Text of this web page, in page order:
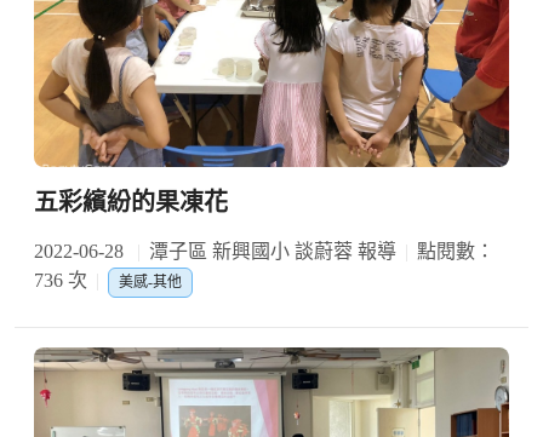
五彩繽紛的果凍花
2022-06-28 潭子區 新興國小 談蔚蓉 報導
點閱數：
736 次
美感-其他